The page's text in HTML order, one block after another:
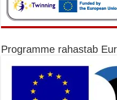
Programme rahastab